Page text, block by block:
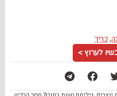
, כריך
לערוץ >